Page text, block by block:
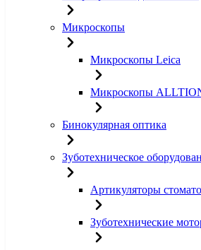
Микроскопы
Микроскопы Leica
Микроскопы
Бинокулярная оптика
Зуботехническое
Артикуляторы
Зуботехнические